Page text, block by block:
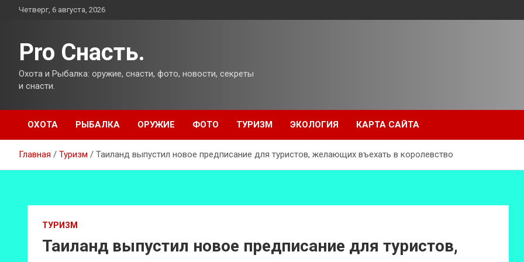
ПерейтиЧетверг, 6 августа, 2026
Pro Снасть.
Охота и Рыбалка: оружие, снасти, фото, новости, секреты
и снасти.
ОХОТА РЫБАЛКА ОРУЖИЕ ФОТО ТУРИЗМ ЭКОЛОГИЯ КАРТА САЙТА
Главная Туризм Таиланд выпустил новое предписание для туристов, желающих въехать в королевство
ТУРИЗМ
Таиланд выпустил новое предписание для туристов,